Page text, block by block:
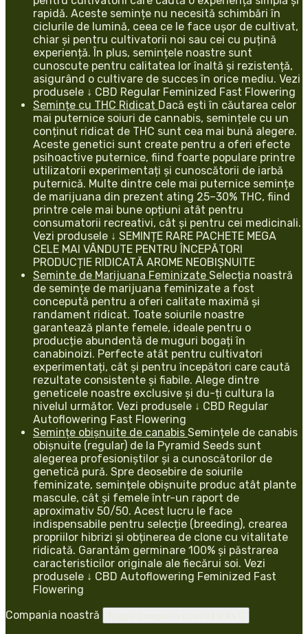
rapidă. Aceste semințe nu necesită schimbări în
ciclurile de lumină, ceea ce le face ușor de cultivat,
chiar și pentru cultivatorii noi sau cei cu puțină
experiență. În plus, semințele noastre sunt
cunoscute pentru calitatea lor înaltă și rezistență,
asigurând o cultivare de succes în orice mediu. Vezi
produsele ↓ CBD Regular Feminized Fast Flowering
Semințe cu THC Ridicat Dacă ești în căutarea celor
mai puternice soiuri de cannabis, semințele cu un
conținut ridicat de THC sunt cea mai bună alegere.
Aceste genetici sunt create pentru a oferi efecte
psihoactive puternice, fiind foarte populare printre
utilizatorii experimentați și cunoscătorii de iarbă
puternică. Multe dintre cele mai puternice semințe
de marijuana din prezent ating 25–30% THC, fiind
printre cele mai bune opțiuni atât pentru
consumatorii recreativi, cât și pentru cei medicinali.
Vezi produsele ↓ SEMINȚE RARE PACHETE MEGA
CELE MAI VÂNDUTE PENTRU ÎNCEPĂTORI
PRODUCȚIE RIDICATĂ AROME NEOBIȘNUITE
Seminte de Marijuana Feminizate Selecția noastră
de semințe de marijuana feminizate a fost
concepută pentru a oferi calitate maximă și
randament ridicat. Toate soiurile noastre
garantează plante femele, ideale pentru o
producție abundentă de muguri bogați în
canabinoizi. Perfecte atât pentru cultivatori
experimentați, cât și pentru începători care caută
rezultate consistente și fiabile. Alege dintre
geneticele noastre exclusive și du-ți cultura la
nivelul următor. Vezi produsele ↓ CBD Regular
Autoflowering Fast Flowering
Semințe obișnuite de canabis Semințele de canabis
obișnuite (regular) de la Pyramid Seeds sunt
alegerea profesioniștilor și a cunoscătorilor de
genetică pură. Spre deosebire de soiurile
feminizate, semințele obișnuite produc atât plante
mascule, cât și femele într-un raport de
aproximativ 50/50. Acest lucru le face
indispensabile pentru selecție (breeding), crearea
propriilor hibrizi și obținerea de clone cu vitalitate
ridicată. Garantăm germinare 100% și păstrarea
caracteristicilor originale ale fiecărui soi. Vezi
produsele ↓ CBD Autoflowering Feminized Fast
Flowering
Compania noastră